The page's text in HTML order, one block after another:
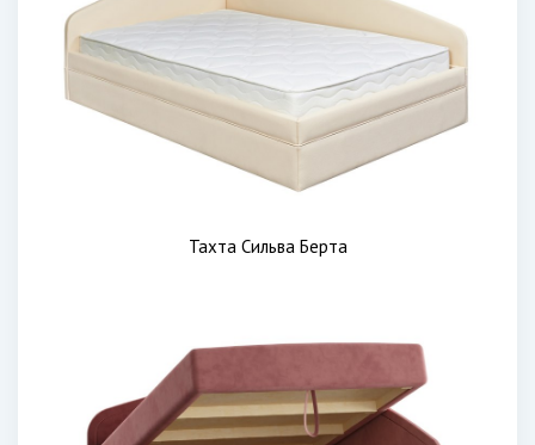
Тахта Сильва Берта